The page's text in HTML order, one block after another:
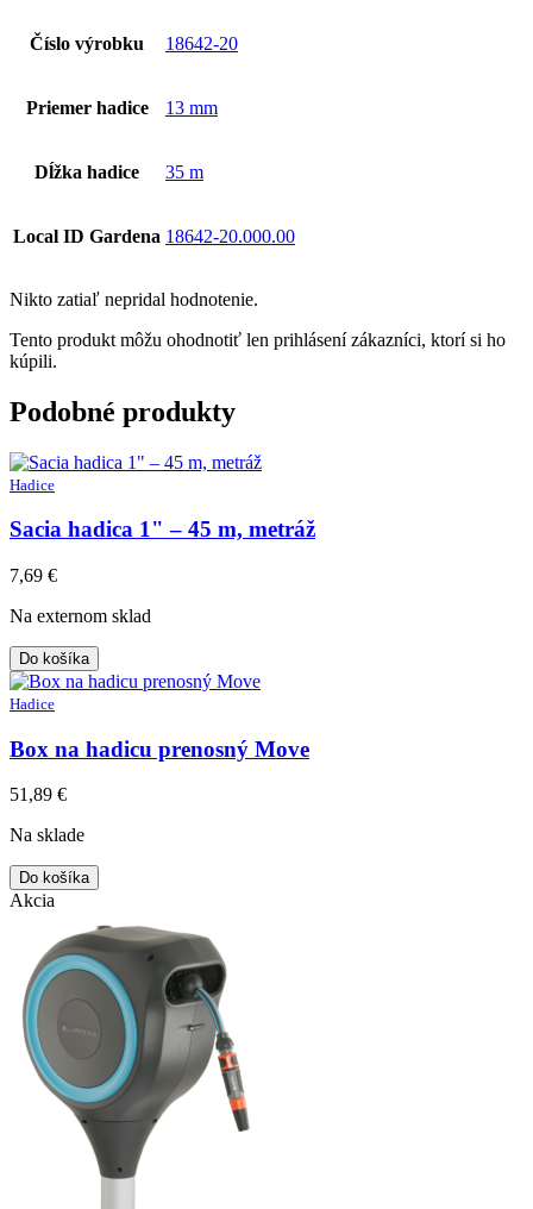
Číslo výrobku 18642-20
Priemer hadice 13 mm
Dĺžka hadice 35 m
Local ID Gardena 18642-20.000.00
Nikto zatiaľ nepridal hodnotenie.
Tento produkt môžu ohodnotiť len prihlásení zákazníci, ktorí si ho
kúpili.
Podobné produkty
Hadice
Sacia hadica 1" – 45 m, metráž
7,69 €
Na externom sklad
Do košíka
Hadice
Box na hadicu prenosný Move
51,89 €
Na sklade
Do košíka
Akcia